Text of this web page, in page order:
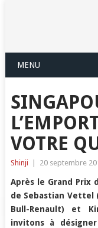
MENU
VOTRE
Shinji 20 septembre
Après le Grand Prix
de Sebastian Vettel
Bull-Renault) et
invitons à